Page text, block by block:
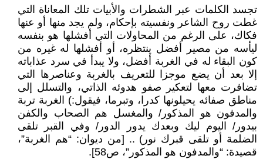
تجسد الكلمات عبر الشطرات والأبيات تلك المعاناة التي
غطت روح الشاعر ونفسيته بإحكام، ولم يجد منها أو عنها
فكاك، على الرغم من المحاولات التي أفشلها هو بنفسه
ليأسه من مصير أفضل ينتظره، أو أفشلها له غيره من
كون البقاء له في الغربة أفضل، ولا يبدأ في سرد عذاباته
إلا بعد أن يضع موجزا للتعريف بالغربة وعناصرها التي
تضافرت معها لتعكير صفو هدوئه الذاتي، والتسلل إلى
مناطق صفائه يحيلونها كدرا، وتبرما، فيقول:) الغربة تربة
والمدفون هو المذكور/ والمغسل هم الصحاب والكفن
بيدور/ اليوم ليك وبعدك يدور الدور/ وفي القبر تلقى
الضلمة أو تلقى قبرك نور) .. [من ديوان: “هم الغربة”،
قصيدة: “والمدفون هو المذكور”، ص58].